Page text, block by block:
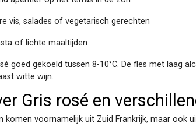
vis, salades of vegetarisch gerechten
of lichte maaltijden
goed gekoeld tussen 8-10°C. De fles met laag
witte wijn.
Gris rosé en
komen voornamelijk uit Zuid Frankrijk, maar ook